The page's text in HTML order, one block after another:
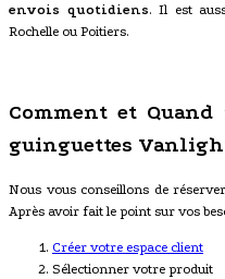
envois quotidiens. Il est
Rochelle ou Poitiers.
Comment et
guinguettes
Nous vous conseillons de
Après avoir fait le point sur vos
Créer votre espace client
Sélectionner votre produit